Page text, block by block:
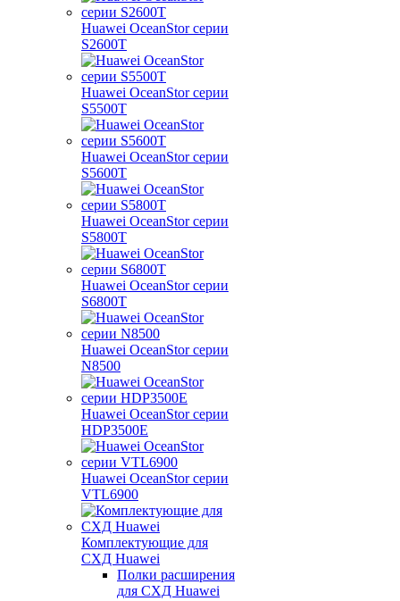
Huawei OceanStor серии
S2600T
Huawei OceanStor серии
S5500T
Huawei OceanStor серии
S5600T
Huawei OceanStor серии
S5800T
Huawei OceanStor серии
S6800T
Huawei OceanStor серии
N8500
Huawei OceanStor серии
HDP3500E
Huawei OceanStor серии
VTL6900
Комплектующие для
СХД Huawei
Полки расширения
для СХД Huawei